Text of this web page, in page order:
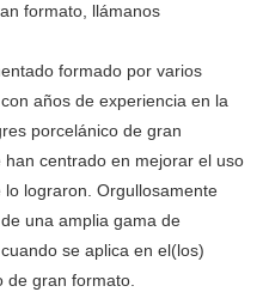
formato, llámanos
formado por varios
años de experiencia en la
porcelánico de gran
centrado en mejorar el uso
lograron. Orgullosamente
una amplia gama de
se aplica en el(los)
de gran formato.